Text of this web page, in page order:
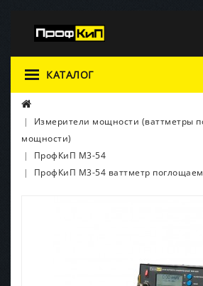
КАТАЛОГ
Измерители мощности (ваттметры
мощности)
ПрофКиП М3-54
ПрофКиП М3-54 ваттметр